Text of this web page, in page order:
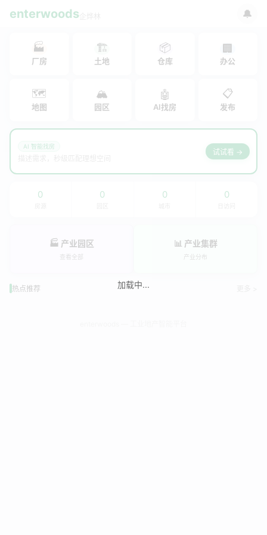
enterwoods 🔔
🏭
厂房
🏗
土地
📦
仓库
🏢
办公
🗺
地图
🏔
园区
🤖
AI找房
📋
发布
AI 智能找房
试试看 →
0 0 0 0
🏭 产业园区
查看全部
📊 产业集群
产业分布
热点推荐 加载中...